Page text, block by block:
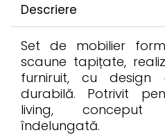
Descriere
Set de mobilier
scaune tapițate,
furniruit, cu design
durabilă. Potrivit
living, conceput
îndelungată.